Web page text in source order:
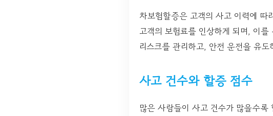
차보험할증은 고객의 사고 이력에 따
고객의 보험료를 인상하게 되며, 이
리스크를 관리하고, 안전 운전을 유
사고 건수와 할증 점수
많은 사람들이 사고 건수가 많을수